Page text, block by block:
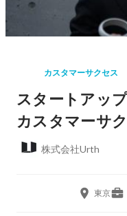
カスタマーサクセス
スタートアッ
カスタマーサ
株式会社Urth
東京